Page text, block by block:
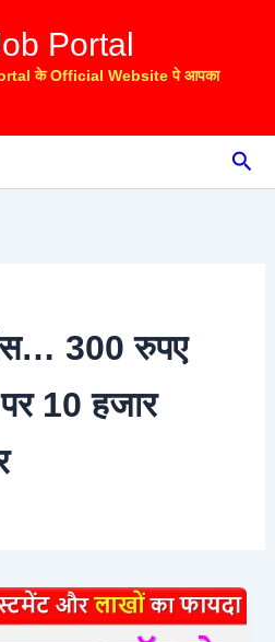
Portal
के Official Website पे आपका
300 रुपए
10 हजार